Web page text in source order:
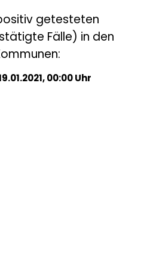
getesteten
Fälle) in den
00:00 Uhr